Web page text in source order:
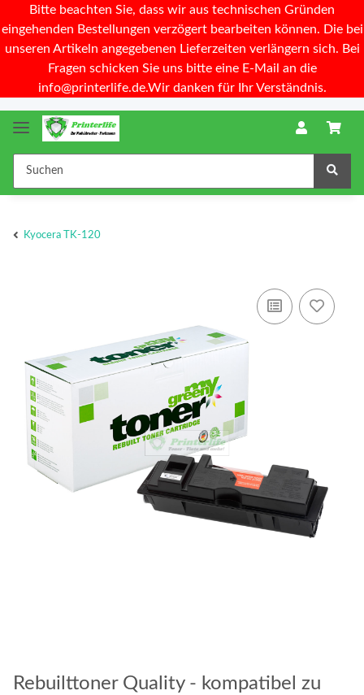
Bitte beachten Sie, dass wir aus technischen Gründen
eingehenden Bestellungen verzögert bearbeiten können. Die bei
unseren Artikeln angegebenen Lieferzeiten verlängern sich. Bei
Fragen schicken Sie uns bitte eine E-Mail an die
info@printerlife.de.Wir danken für Ihr Verständnis.
Kyocera TK-120
Rebuilttoner Quality - kompatibel zu